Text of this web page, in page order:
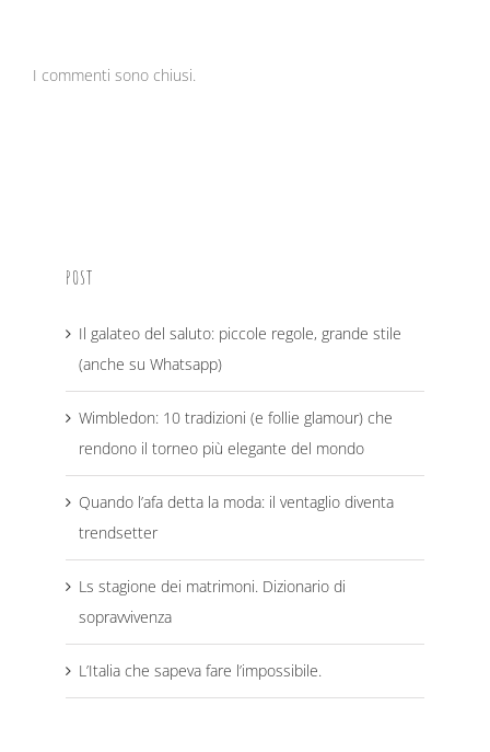
I commenti sono chiusi.
POST
Il galateo del saluto: piccole regole, grande stile
(anche su Whatsapp)
Wimbledon: 10 tradizioni (e follie glamour) che
rendono il torneo più elegante del mondo
Quando l’afa detta la moda: il ventaglio diventa
trendsetter
Ls stagione dei matrimoni. Dizionario di
sopravvivenza
L’Italia che sapeva fare l’impossibile.